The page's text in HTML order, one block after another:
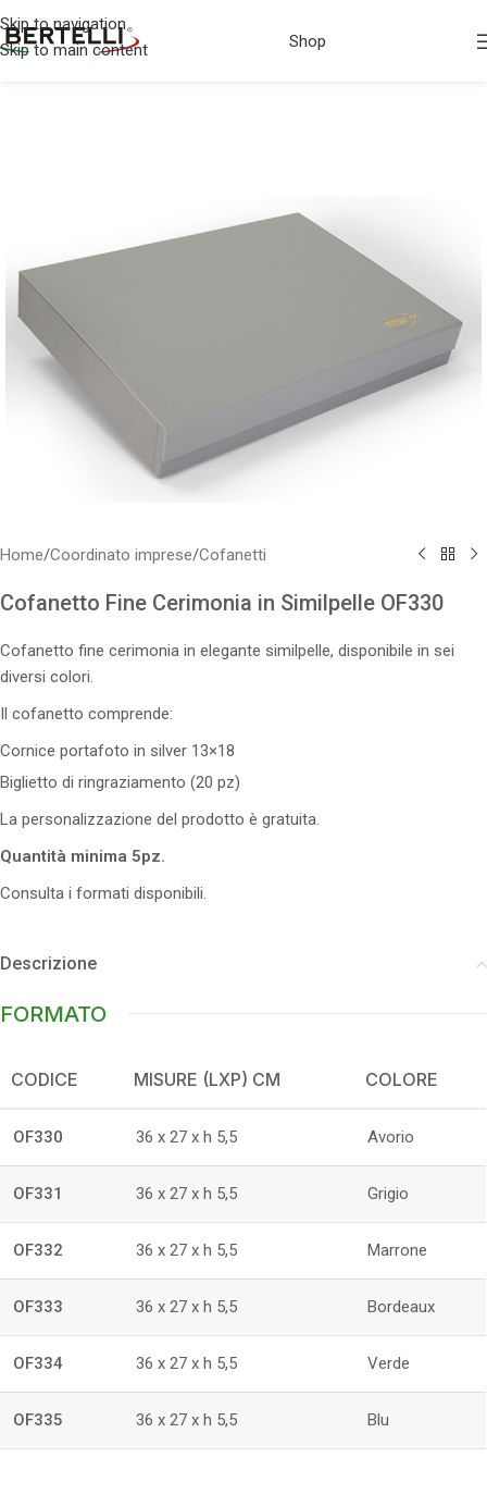
Skip to navigation
Skip to main content
Shop
Home/Coordinato imprese/Cofanetti
Cofanetto Fine Cerimonia in Similpelle OF330
Cofanetto fine cerimonia in elegante similpelle, disponibile in sei
diversi colori.
Il cofanetto comprende:
Cornice portafoto in silver 13×18
Biglietto di ringraziamento (20 pz)
La personalizzazione del prodotto è gratuita.
Quantità minima 5pz.
Consulta i formati disponibili.
Descrizione
FORMATO
CODICE MISURE (LXP) CM COLORE
OF330 36 x 27 x h 5,5 Avorio
OF331 36 x 27 x h 5,5 Grigio
OF332 36 x 27 x h 5,5 Marrone
OF333 36 x 27 x h 5,5 Bordeaux
OF334 36 x 27 x h 5,5 Verde
OF335 36 x 27 x h 5,5 Blu